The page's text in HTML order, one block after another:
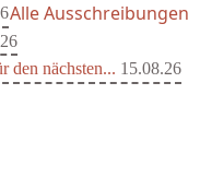
den nächsten... 15.08.26
Alle Ausschreibungen